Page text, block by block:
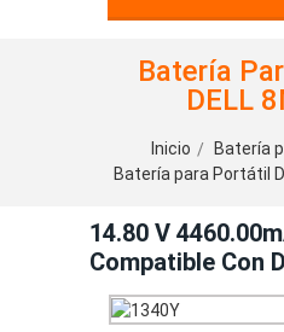
Batería
DELL
Inicio
Batería
Batería para Portátil
14.80 V
Compatible Con